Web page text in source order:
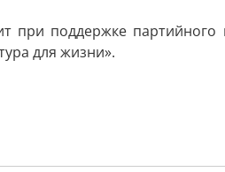
поддержке партийного
для жизни».